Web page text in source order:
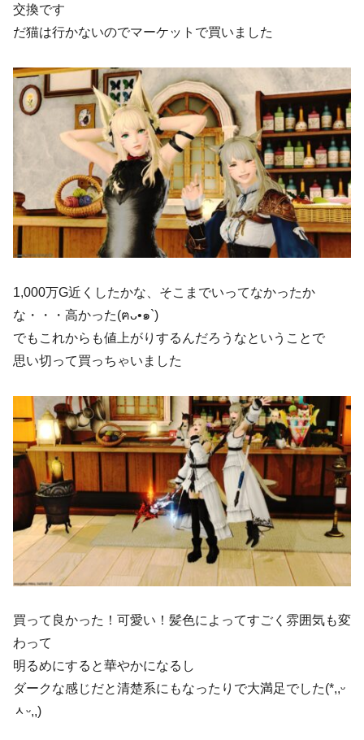
交換です
だ猫は行かないのでマーケットで買いました
1,000万G近くしたかな、そこまでいってなかったか
な・・・高かった(ฅᴗ•๑`)
でもこれからも値上がりするんだろうなということで
思い切って買っちゃいました
買って良かった！可愛い！髪色によってすごく雰囲気も変
わって
明るめにすると華やかになるし
ダークな感じだと清楚系にもなったりで大満足でした(*,,ᵕ
ᆺᵕ,,)